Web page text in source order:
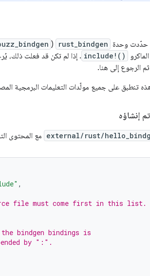
حدّدت وحدة rust_bindgen
(
include!() . إذا لم تكن قد فعلت ذلك،
ثم الرجوع إلى هنا.
تنطبق على جميع مولّدات التعليمات البرمجية
إنشاؤه
external/rust/ مع المحتوى
,
file must come first in this list.
bindgen bindings is
by ":".